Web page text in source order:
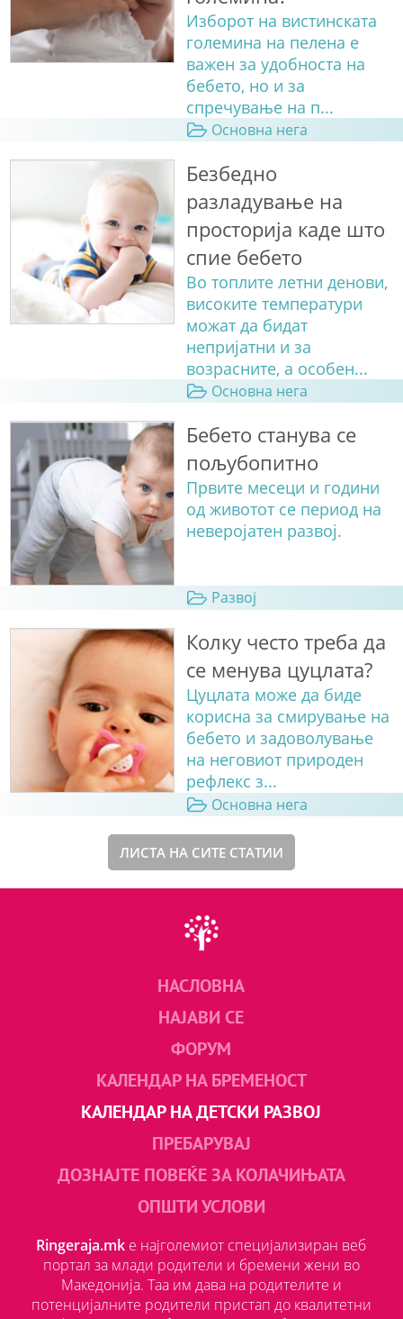
Изборот на вистинската
големина на пелена е
важен за удобноста на
бебето, но и за
спречување на п...
Основна нега
Безбедно
разладување на
просторија каде што
спие бебето
Во топлите летни денови,
високите температури
можат да бидат
непријатни и за
возрасните, а особен...
Основна нега
Бебето станува сe
пољубопитно
Првите месеци и години
од животот се период на
неверојатен развој.
Развој
Колку често треба да
се менува цуцлата?
Цуцлата може да биде
корисна за смирување на
бебето и задоволување
на неговиот природен
рефлекс з...
Основна нега
ЛИСТА НА СИТЕ СТАТИИ
НАСЛОВНА
НАЈАВИ СЕ
ФОРУМ
КАЛЕНДАР НА БРЕМЕНОСТ
КАЛЕНДАР НА ДЕТСКИ РАЗВОЈ
ПРЕБАРУВАЈ
ДОЗНАЈТЕ ПОВЕЌЕ ЗА КОЛАЧИЊАТА
ОПШТИ УСЛОВИ
Ringeraja.mk е најголемиот специјализиран веб
портал за млади родители и бремени жени во
Македонија. Таа им дава на родителите и
потенцијалните родители пристап до квалитетни